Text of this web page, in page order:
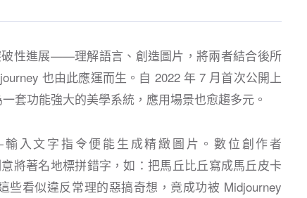
性進展——理解語言、創造圖片，將兩者結合後所
也由此應運而生。自 2022 年 7 月首次公開上
套功能強大的美學系統，應用場景也愈趨多元。
入文字指令便能生成精緻圖片。數位創作者
將著名地標拼錯字，如：把馬丘比丘寫成馬丘皮卡
看似違反常理的惡搞奇想，竟成功被 Midjourney